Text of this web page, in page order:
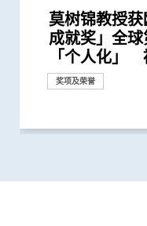
莫树锦教授
成就奖」全
「个人化」
奖项及荣誉
中大研究获
奖项及荣誉
中大教授成
中风组织主
「脉磁激法
奖项及荣誉
中大与多名
研究 逾半晚
恶化 因特定
研究
中大教授陈
奖」 成为本
病教研最高
奖项及荣誉
中大张源津
获国际泌尿
Lattimer 讲
奖项及荣誉
中大领导国
D3S-001抗癌
肠癌、胰腺
研究
中大医学院
疗结合化疗
癌患者开发
研究
中大与国际
Lorlatinib可
胞肺癌一线
研究
中大医学院
疫疗法开发
研究
中大医学院
究协会表扬
奖项及荣誉
中大医学院
学府学者获
表彰他推动
奖项及荣誉
中大医学院
奥斯卡」之
奖项及荣誉
中大医学院
共同领导全球
辑治疗肺癌
研究
「全球20位
大占二席 唯
授连续第三
奖项及荣誉
中大医学院
会颁发「裘槎
奖项及荣誉
澄清 -- 声称
为假冒
回应
中大医学院
表扬在糖尿
奖项及荣誉
陈家亮教授
科医学院国
奖项及荣誉
中大肿瘤学
「杰出癌症
奖项及荣誉
中大卢煜明
尖转化研究
奖项及荣誉
中大证新治
晚期肺癌病
研究
中大医学院
化学研究奖」
奖项及荣誉
中大领导ALK
靶药成效超
研究
中大卢煜明
奖」 从事产
学是我生命
奖项及荣誉
中大率国际
新典范
研究
中大卢煜明
测指标的「
奖项及荣誉
中大卢煜明
之称的「未来
奖项及荣誉
中大与全球
小中风新药
研究
中大与多国
发现及早评估
七成中风风险
研究
中大蓝辉耀
医学科技奖
奖项及荣誉
中大筛查发
患脑小血管
预防
临床服务
中大卢煜明
临床化学协
奖
奖项及荣誉
中大医学院
学院院士
奖项及荣誉
中大医科生
叮」比赛香
总决赛
奖项及荣誉
卢煜明教授
化医学领域
奖项及荣誉
中大合作研
研究证实标靶
ALK基因异
研究
中大研究发
房颤患者预
研究
中大李树芬
教授就职演
研讨会
中大公布小
研究
中大四科研
校科学研究
冠
奖项及荣誉
中大证实体
风者的脑血
研究
中大三名学
秀科研者奖
奖项及荣誉